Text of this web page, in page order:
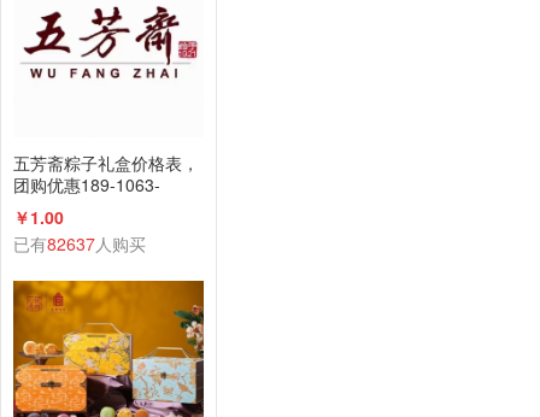
五芳斋粽子礼盒价格表，
团购优惠189-1063-
2198(微信同号)
￥1.00
已有82637人购买